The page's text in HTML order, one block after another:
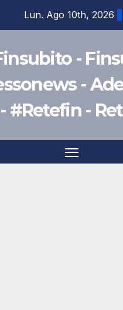
Lun. Ago 10th, 2026
-
-
- #Retefin -